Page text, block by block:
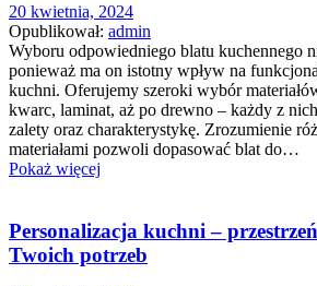
20 kwietnia, 2024
Opublikował: admin
Wyboru odpowiedniego blatu kuchennego
ponieważ ma on istotny wpływ na
kuchni. Oferujemy szeroki wybór
kwarc, laminat, aż po drewno – każdy z
zalety oraz charakterystykę. Zrozumienie
materiałami pozwoli dopasować blat do…
Pokaż więcej
Personalizacja kuchni –
Twoich potrzeb